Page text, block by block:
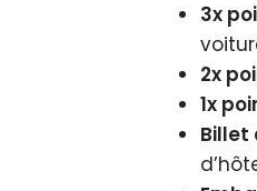
3x
2x
1x
Billet